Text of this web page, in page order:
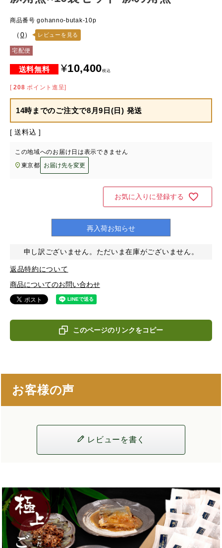
商品番号 gohanno-butak-10p
（0） レビューを見る
宅配便
¥10,400税込
[ 208 ポイント進呈]
14時までのご注文で8月9日(日) 発送
送料込
この地域へのお届け日は表示できません
東京都
お届け先を変更
お気に入りに登録する
再入荷お知らせ
申し訳ございません。ただいま在庫がございません。
返品特約について
商品についてのお問い合わせ
このページのリンクをコピー
お客様の声
レビューを書く